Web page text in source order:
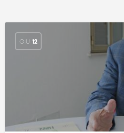
GIU 12